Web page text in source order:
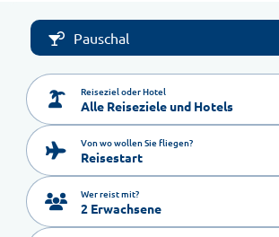
Pauschal
Reiseziel oder Hotel
Von wo wollen Sie fliegen?
Reisestart
Wer reist mit?
2 Erwachsene